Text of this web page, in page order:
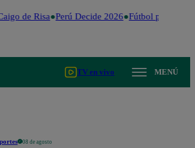
de Risa Perú Decide 2026 Fútbol peruano
TV en vivo MENÚ
08 de agosto